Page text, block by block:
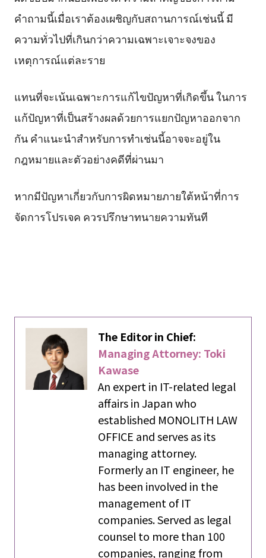
คำถามนี้เมื่อเราต้องเผชิญกับสถานการณ์เช่นนี้ มี
ความทั่วไปที่เกินกว่าความเฉพาะเจาะจงของ
เหตุการณ์แต่ละราย
แทนที่จะเน้นเฉพาะการแก้ไขปัญหาที่เกิดขึ้น ในการ
แก้ปัญหาที่เป็นสร้างผลด้วยการแยกปัญหาออกจาก
กัน คำแนะนำสำหรับการทำเช่นนี้อาจจะอยู่ใน
กฎหมายและตัวอย่างคดีที่ผ่านมา
หากมีปัญหาเกี่ยวกับการผิดหมายภายใต้หน้าที่การ
จัดการโปรเจค ควรปรึกษาทนายความทันที
The Editor in Chief:
Managing Attorney: Toki
Kawase
An expert in IT-related legal
affairs in Japan who
established MONOLITH LAW
OFFICE and serves as its
managing attorney.
Formerly an IT engineer, he
has been involved in the
management of IT
companies. Served as legal
counsel to more than 100
companies, ranging from